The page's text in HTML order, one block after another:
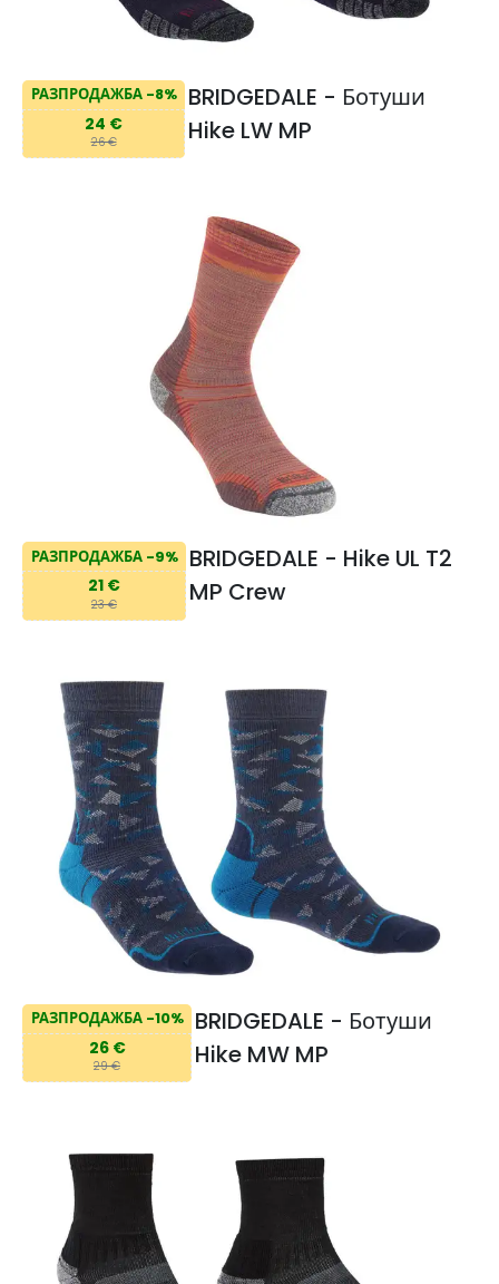
РАЗПРОДАЖБА -8%
24 €
26 €
BRIDGEDALE - Ботуши
Hike LW MP
РАЗПРОДАЖБА -9%
21 €
23 €
BRIDGEDALE - Hike UL T2
MP Crew
РАЗПРОДАЖБА -10%
26 €
29 €
BRIDGEDALE - Ботуши
Hike MW MP